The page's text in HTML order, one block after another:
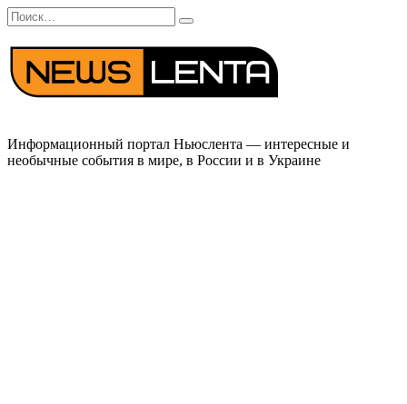
Перейти
к
содержанию
Search
for:
Информационный портал Ньюслента — интересные и
необычные события в мире, в России и в Украине